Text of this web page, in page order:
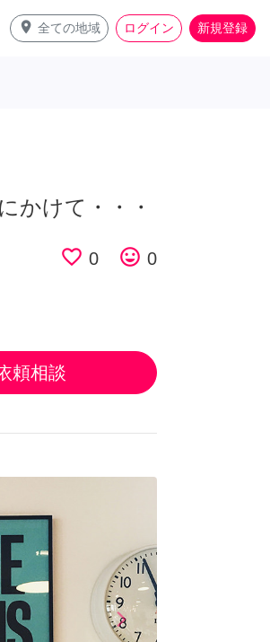
place 全ての地域 ログイン 新規登録
かけて・・・
favorite_border 0 tag_faces 0
頼相談
arrow_forward_iosNext